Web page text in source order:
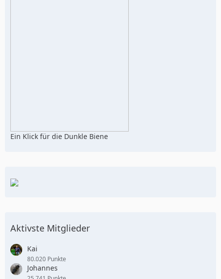
Ein Klick für die Dunkle Biene
Aktivste Mitglieder
Kai
80.020 Punkte
Johannes